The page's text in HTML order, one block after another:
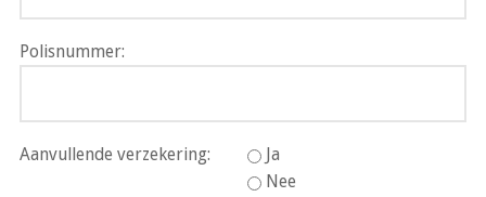
Polisnummer:
Aanvullende verzekering:
Ja
Nee